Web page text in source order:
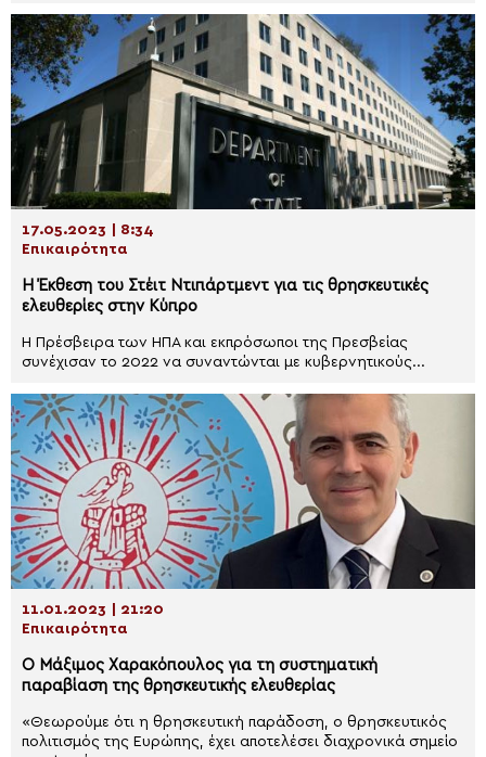
17.05.2023 | 8:34
Επικαιρότητα
Η Έκθεση του Στέιτ Ντιπάρτμεντ για τις θρησκευτικές
ελευθερίες στην Κύπρο
Η Πρέσβειρα των ΗΠΑ και εκπρόσωποι της Πρεσβείας
συνέχισαν το 2022 να συναντώνται με κυβερνητικούς...
11.01.2023 | 21:20
Επικαιρότητα
Ο Μάξιμος Χαρακόπουλος για τη συστηματική
παραβίαση της θρησκευτικής ελευθερίας
«Θεωρούμε ότι η θρησκευτική παράδοση, ο θρησκευτικός
πολιτισμός της Ευρώπης, έχει αποτελέσει διαχρονικά σημείο